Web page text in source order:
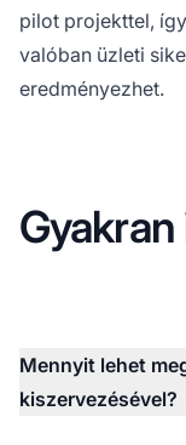
pilot projekttel,
valóban üzleti
eredményezhet.
Mennyit lehet
kiszervezésével?